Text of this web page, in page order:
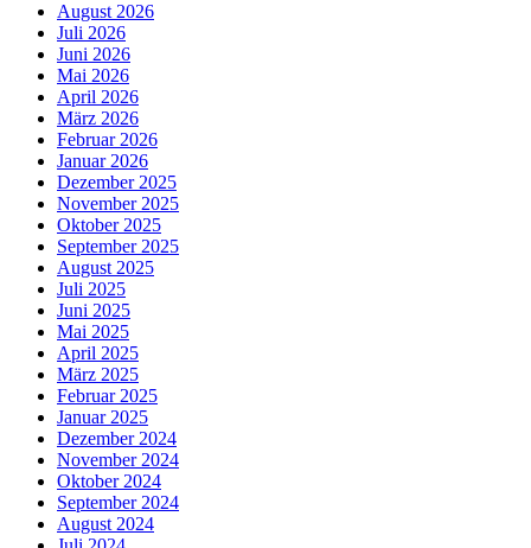
August 2026
Juli 2026
Juni 2026
Mai 2026
April 2026
März 2026
Februar 2026
Januar 2026
Dezember 2025
November 2025
Oktober 2025
September 2025
August 2025
Juli 2025
Juni 2025
Mai 2025
April 2025
März 2025
Februar 2025
Januar 2025
Dezember 2024
November 2024
Oktober 2024
September 2024
August 2024